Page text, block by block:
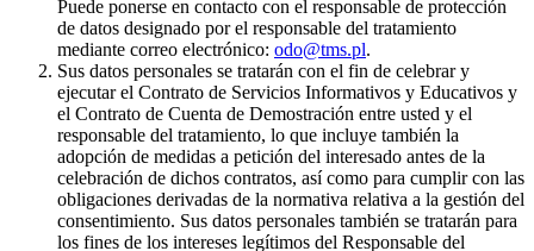
Puede ponerse en contacto con el responsable de protección
de datos designado por el responsable del tratamiento
mediante correo electrónico: odo@tms.pl.
Sus datos personales se tratarán con el fin de celebrar y
ejecutar el Contrato de Servicios Informativos y Educativos y
el Contrato de Cuenta de Demostración entre usted y el
responsable del tratamiento, lo que incluye también la
adopción de medidas a petición del interesado antes de la
celebración de dichos contratos, así como para cumplir con las
obligaciones derivadas de la normativa relativa a la gestión del
consentimiento. Sus datos personales también se tratarán para
los fines de los intereses legítimos del Responsable del